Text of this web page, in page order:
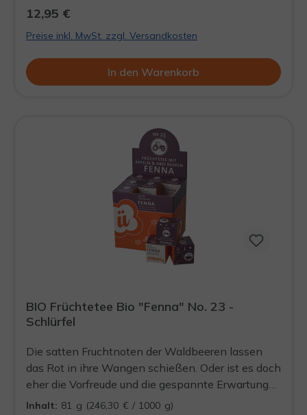
Döösen.
12,95 €
Preise inkl. MwSt. zzgl. Versandkosten
In den Warenkorb
BIO Früchtetee Bio "Fenna" No. 23 -
Schlürfel
Die satten Fruchtnoten der Waldbeeren lassen
das Rot in ihre Wangen schießen. Oder ist es doch
eher die Vorfreude und die gespannte Erwartung?
Voller Zuversicht wirft sie noch einen letzten Blick
Inhalt: 81 g (246,30 € / 1000 g)